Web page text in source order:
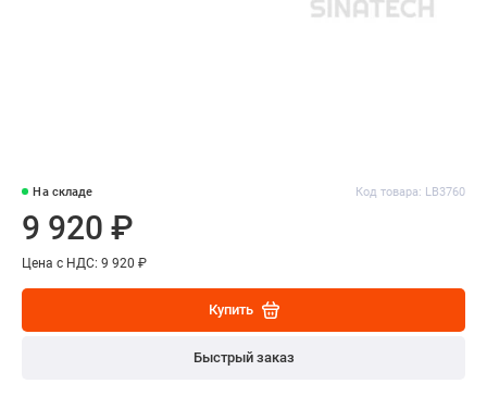
На складе Код товара: LB3760
9 920 ₽
Цена с НДС: 9 920 ₽
Купить
Быстрый заказ